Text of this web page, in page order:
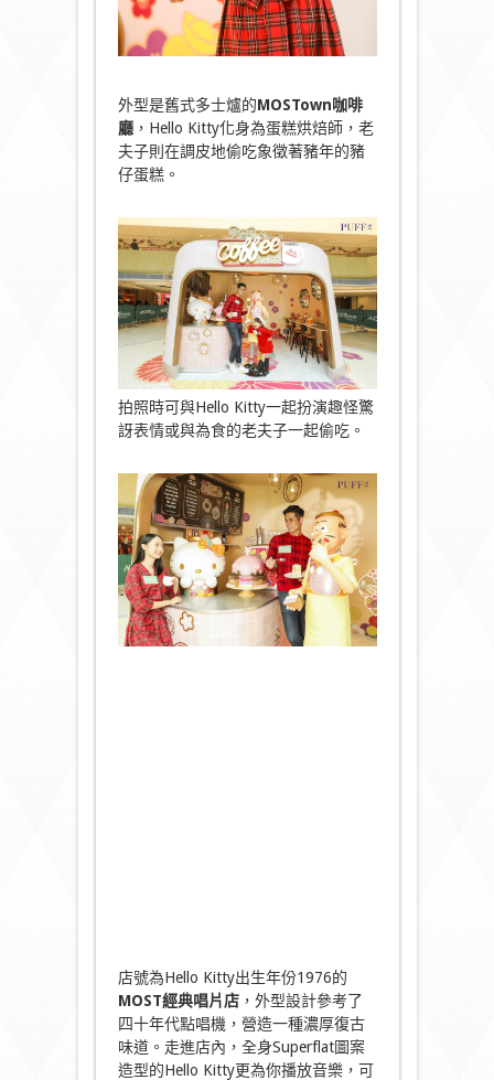
外型是舊式多士爐的MOSTown咖啡
廳，Hello Kitty化身為蛋糕烘焙師，老
夫子則在調皮地偷吃象徵著豬年的豬
仔蛋糕。
拍照時可與Hello Kitty一起扮演趣怪驚
訝表情或與為食的老夫子一起偷吃。
店號為Hello Kitty出生年份1976的
MOST經典唱片店，外型設計參考了
四十年代點唱機，營造一種濃厚復古
味道。走進店內，全身Superflat圖案
造型的Hello Kitty更為你播放音樂，可